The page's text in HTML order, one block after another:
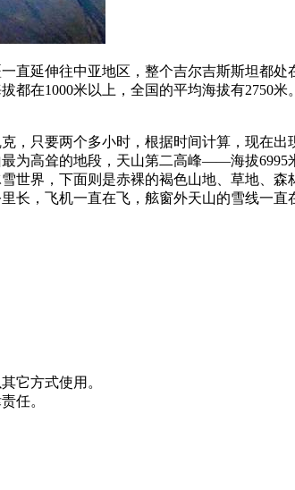
延伸往中亚地区，整个吉尔吉斯斯坦都
在1000米以上，全国的平均海拔有2750米。
，只要两个多小时，根据时间计算，现在
为高耸的地段，天山第二高峰——海拔
世界，下面则是赤裸的褐色山地、草地、
长，飞机一直在飞，舷窗外天山的雪线一
它方式使用。
任。